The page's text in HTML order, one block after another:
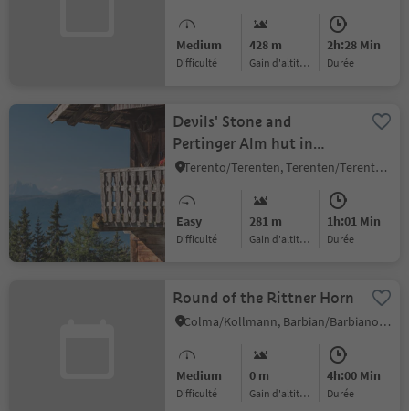
Medium
Difficulté
428 m
Gain d'altitude
2h:28 Min
durée
Devils' Stone and
Pertinger Alm hut in
Terenten
Terento/Terenten, Terenten/Terento, Brixen/Bressanone and environs
Easy
Difficulté
281 m
Gain d'altitude
1h:01 Min
durée
Round of the Rittner Horn
Colma/Kollmann, Barbian/Barbiano, Brixen/Bressanone and environs
Medium
Difficulté
0 m
Gain d'altitude
4h:00 Min
durée